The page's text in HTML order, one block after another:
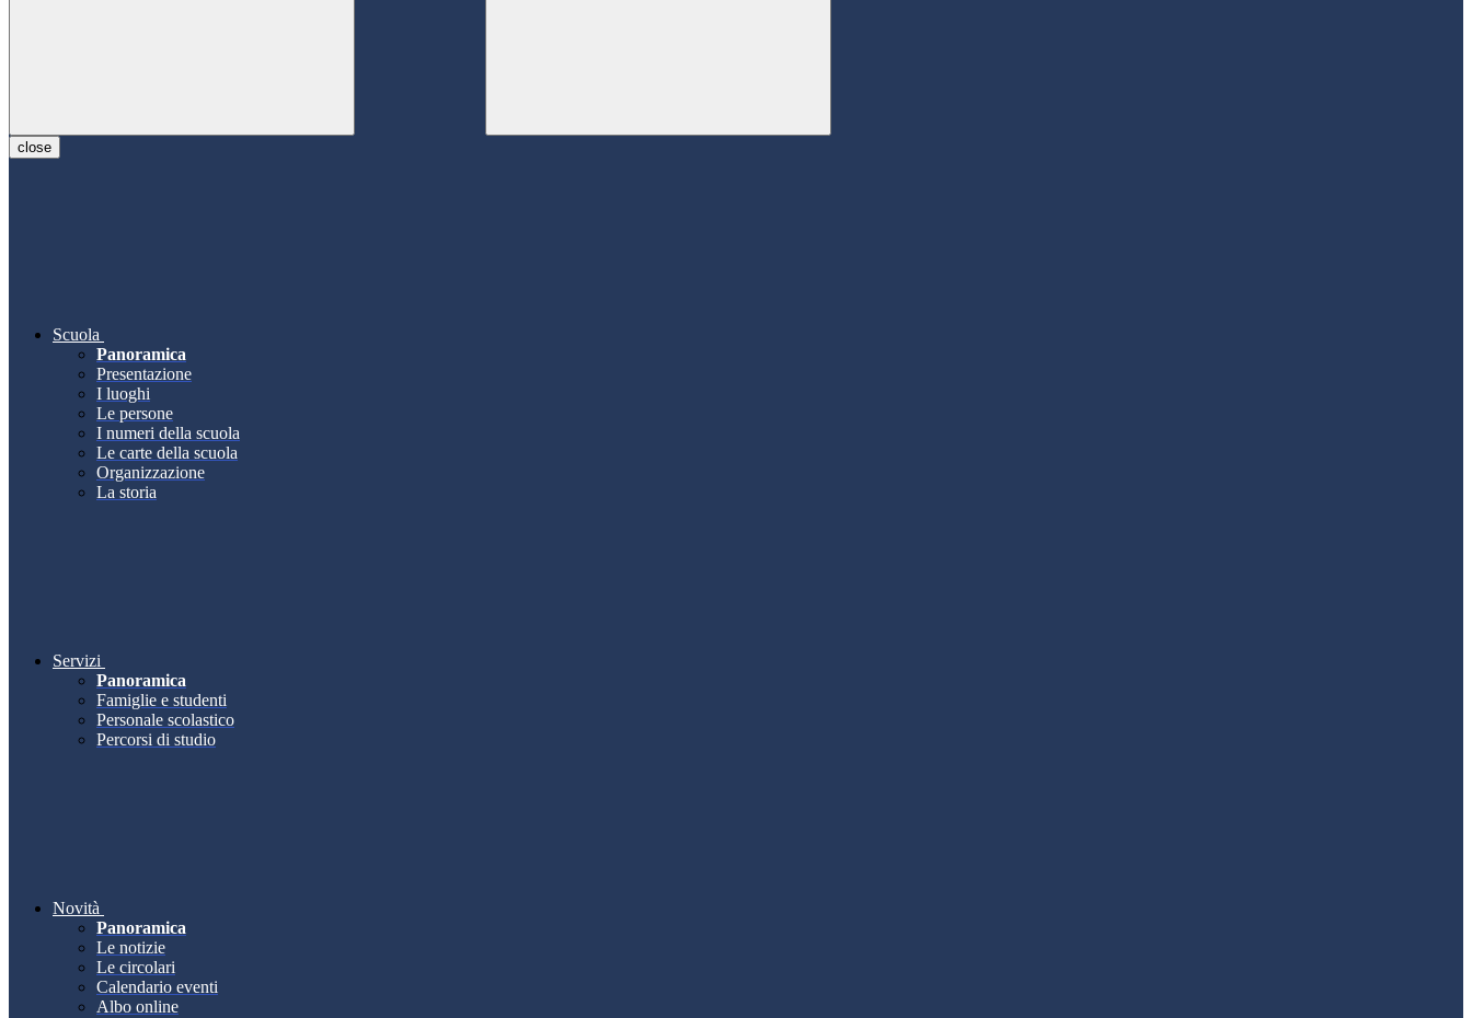
close
Scuola
Panoramica
Presentazione
I luoghi
Le persone
I numeri della scuola
Le carte della scuola
Organizzazione
La storia
Servizi
Panoramica
Famiglie e studenti
Personale scolastico
Percorsi di studio
Novità
Panoramica
Le notizie
Le circolari
Calendario eventi
Albo online